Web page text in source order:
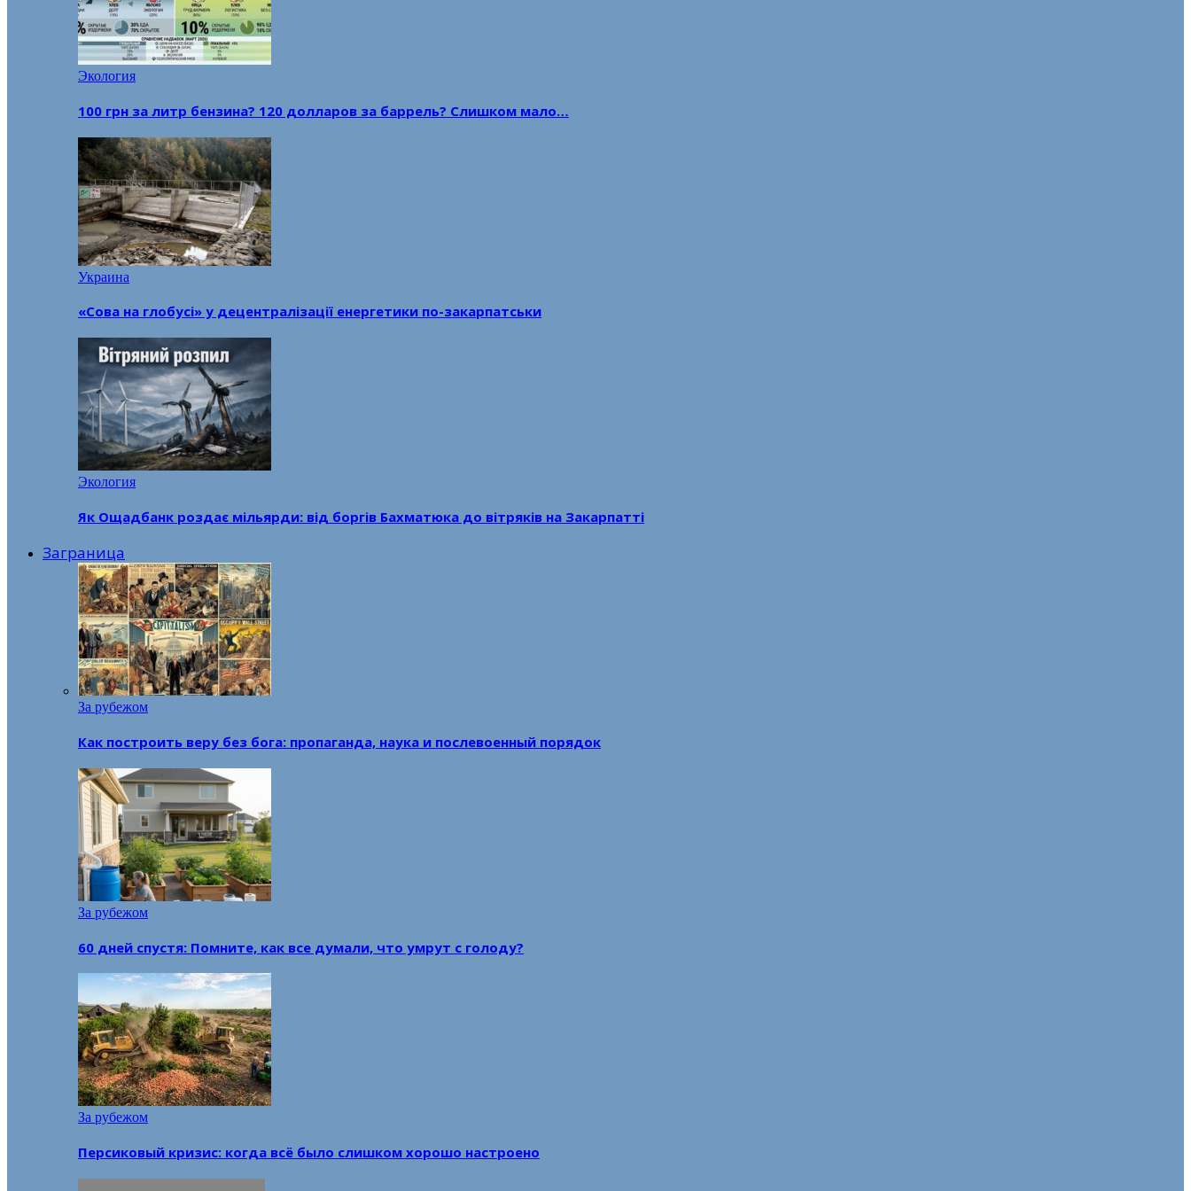
Экология
100 грн за литр бензина? 120 долларов за баррель? Слишком мало…
Украина
«Сова на глобусі» у децентралізації енергетики по-закарпатськи
Экология
Як Ощадбанк роздає мільярди: від боргів Бахматюка до вітряків на Закарпатті
Заграница
За рубежом
Как построить веру без бога: пропаганда, наука и послевоенный порядок
За рубежом
60 дней спустя: Помните, как все думали, что умрут с голоду?
За рубежом
Персиковый кризис: когда всё было слишком хорошо настроено